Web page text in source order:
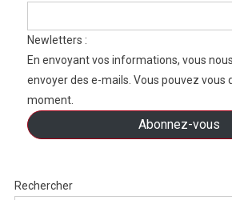
Newletters :
En envoyant vos informations, vous
envoyer des e-mails. Vous pouvez vous
moment.
Abonnez-vous
Rechercher